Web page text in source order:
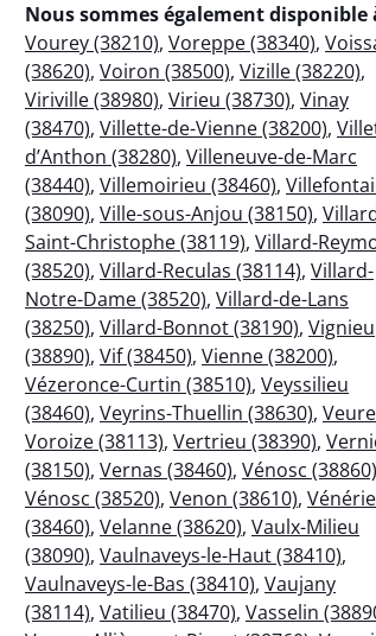
Nous sommes également disponible
Vourey (38210), Voreppe (38340),
(38620), Voiron (38500), Vizille (38220),
Viriville (38980), Virieu (38730), Vinay
(38470), Villette-de-Vienne (38200),
d’Anthon (38280), Villeneuve-de-Marc
(38440), Villemoirieu (38460),
(38090), Ville-sous-Anjou (38150),
Saint-Christophe (38119), Villard-
(38520), Villard-Reculas (38114), Villard-
Notre-Dame (38520), Villard-de-Lans
(38250), Villard-Bonnot (38190), Vignieu
(38890), Vif (38450), Vienne (38200),
Vézeronce-Curtin (38510), Veyssilieu
(38460), Veyrins-Thuellin (38630),
Voroize (38113), Vertrieu (38390),
(38150), Vernas (38460), Vénosc (38860)
Vénosc (38520), Venon (38610),
(38460), Velanne (38620), Vaulx-Milieu
(38090), Vaulnaveys-le-Haut (38410),
Vaulnaveys-le-Bas (38410), Vaujany
(38114), Vatilieu (38470), Vasselin